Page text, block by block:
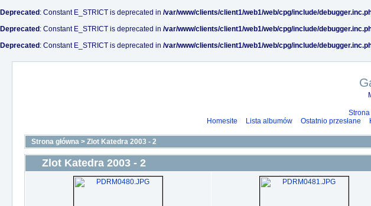
Deprecated : Constant E_STRICT is deprecated in /var/www/clients/client1/web1/web/cpg/include/
Deprecated : Constant E_STRICT is deprecated in /var/www/clients/client1/web1/web/cpg/include/
Deprecated : Constant E_STRICT is deprecated in /var/www/clients/client1/web1/web/cpg/include/
Strona
Homesite
Lista albumów Ostatnio przesłane
Strona główna > Zlot Katedra 2003 - 2
Zlot Katedra 2003 - 2